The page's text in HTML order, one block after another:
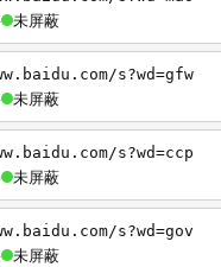
未屏蔽
s?wd=gfw
未屏蔽
s?wd=ccp
未屏蔽
s?wd=gov
未屏蔽